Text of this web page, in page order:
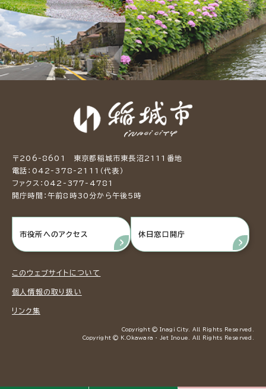
〒206-8601 東京都稲城市東長沼2111番地
電話：042-378-2111（代表）
ファクス：042-377-4781
開庁時間：午前8時30分から午後5時
市役所へのアクセス 休日窓口開庁
このウェブサイトについて
個人情報の取り扱い
リンク集
Copyright © Inagi City. All Rights Reserved.
Copyright © K.Okawara ・ Jet Inoue. All Rights Reserved.